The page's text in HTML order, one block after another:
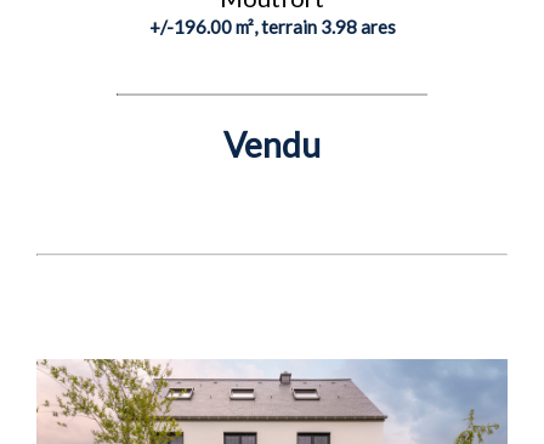
+/-196.00 m², terrain 3.98 ares
Vendu